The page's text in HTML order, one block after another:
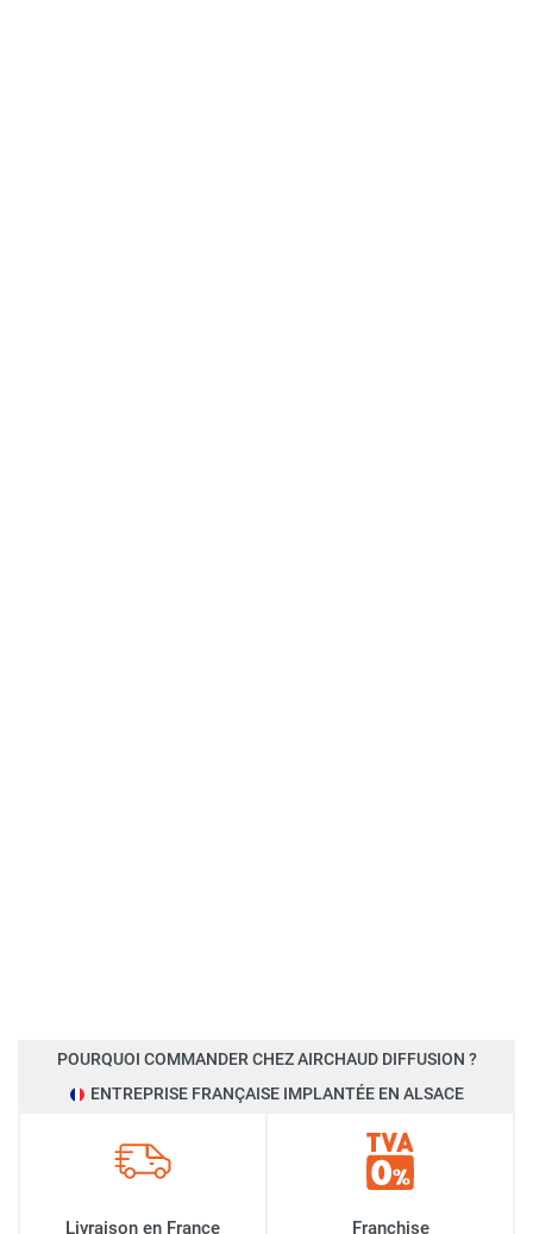
POURQUOI COMMANDER CHEZ AIRCHAUD DIFFUSION ?
ENTREPRISE FRANÇAISE IMPLANTÉE EN ALSACE
Livraison en France Franchise